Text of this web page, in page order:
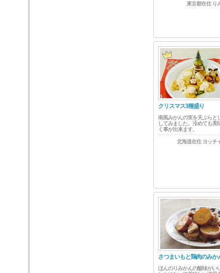
東京都在住 り
クリスマス3種盛り
南風みかんの実を天ぷらと
してみました。冷めても美
く事が出来ます。
北海道在住 ヨッチ
さつまいもと鶏肉のみか
ほんのりみかんの酸味がい